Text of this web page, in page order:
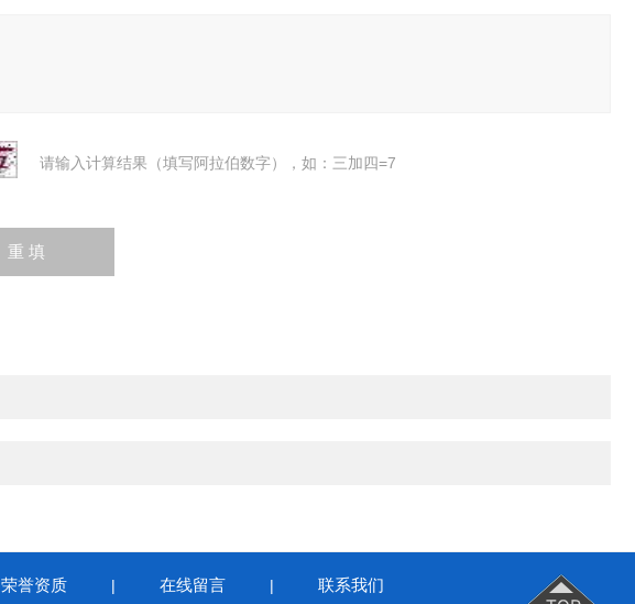
请输入计算结果（填写阿拉伯数字），如：三加四=7
荣誉资质 | 在线留言 | 联系我们